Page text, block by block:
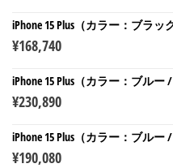
iPhone 15 Plus（カラー：ブラッ
¥168,740
iPhone 15 Plus（カラー：ブルー /
¥230,890
iPhone 15 Plus（カラー：ブルー /
¥190,080